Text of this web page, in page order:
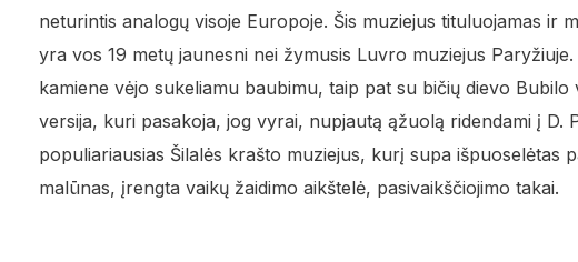
neturintis analogų visoje Europoje. Šis muziejus tituluojamas ir
yra vos 19 metų jaunesni nei žymusis Luvro muziejus
kamiene vėjo sukeliamu baubimu, taip pat su bičių dievo
versija, kuri pasakoja, jog vyrai, nupjautą ąžuolą ridendami į D.
populiariausias Šilalės krašto muziejus, kurį supa išpuoselėtas
malūnas, įrengta vaikų žaidimo aikštelė, pasivaikščiojimo takai.